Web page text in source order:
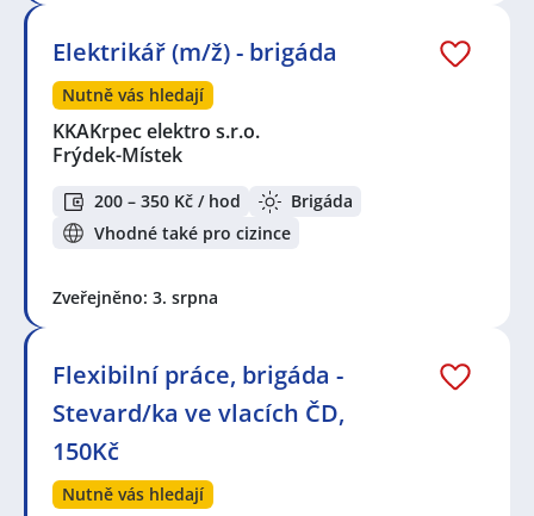
Elektrikář (m/ž) - brigáda
Nutně vás hledají
KKAKrpec elektro s.r.o.
Frýdek-Místek
200 – 350 Kč / hod
Brigáda
Vhodné také pro cizince
Zveřejněno: 3. srpna
Flexibilní práce, brigáda -
Stevard/ka ve vlacích ČD,
150Kč
Nutně vás hledají